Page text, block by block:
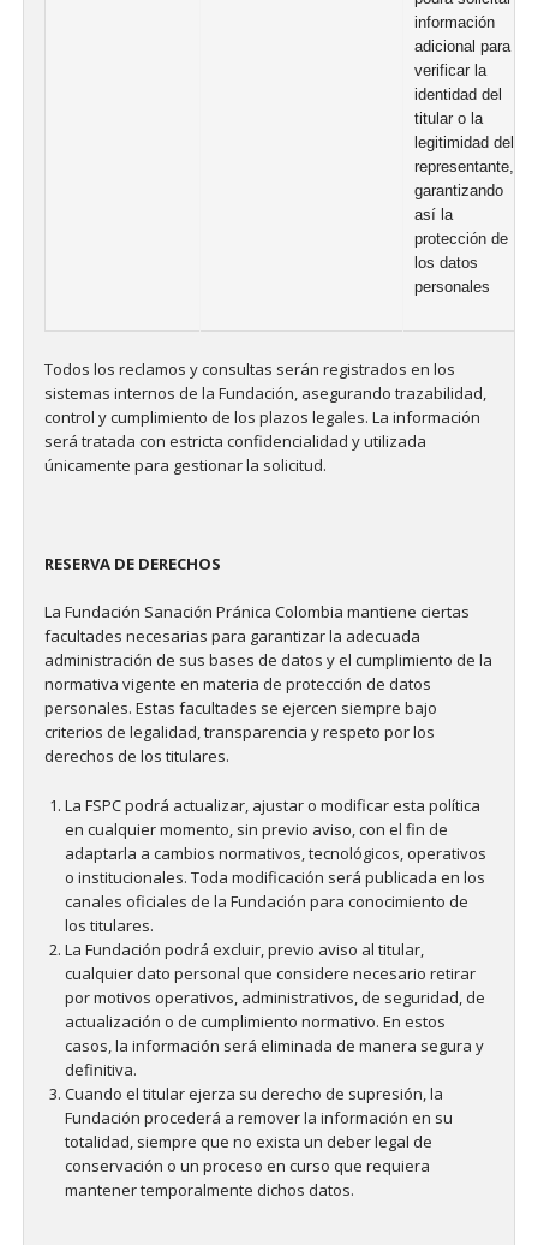
información
adicional para
verificar la
identidad del
titular o la
legitimidad del
representante,
garantizando
así la
protección de
los datos
personales
Todos los reclamos y consultas serán registrados en los
sistemas internos de la Fundación, asegurando trazabilidad,
control y cumplimiento de los plazos legales. La información
será tratada con estricta confidencialidad y utilizada
únicamente para gestionar la solicitud.
RESERVA DE DERECHOS
La Fundación Sanación Pránica Colombia mantiene ciertas
facultades necesarias para garantizar la adecuada
administración de sus bases de datos y el cumplimiento de la
normativa vigente en materia de protección de datos
personales. Estas facultades se ejercen siempre bajo
criterios de legalidad, transparencia y respeto por los
derechos de los titulares.
La FSPC podrá actualizar, ajustar o modificar esta política
en cualquier momento, sin previo aviso, con el fin de
adaptarla a cambios normativos, tecnológicos, operativos
o institucionales. Toda modificación será publicada en los
canales oficiales de la Fundación para conocimiento de
los titulares.
La Fundación podrá excluir, previo aviso al titular,
cualquier dato personal que considere necesario retirar
por motivos operativos, administrativos, de seguridad, de
actualización o de cumplimiento normativo. En estos
casos, la información será eliminada de manera segura y
definitiva.
Cuando el titular ejerza su derecho de supresión, la
Fundación procederá a remover la información en su
totalidad, siempre que no exista un deber legal de
conservación o un proceso en curso que requiera
mantener temporalmente dichos datos.